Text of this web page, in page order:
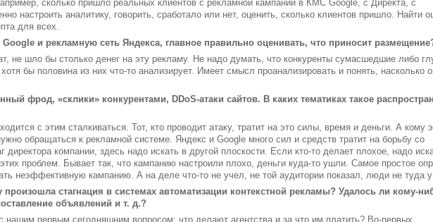
сколько пришло реальных клиентов с рекламной кампании в КМС Google, с Директа, с
настроить аналитику, говорить, сработало или нет, оценить, сколько клиентов пришло. Найти
для всех.
и рекламную сеть Яндекса, главное правильно оценивать, что приносит
не шло бы столько денег на эту рекламу. Не надо думать, что конкуренты сумасшедшие либо
бы половина из них что-то анализирует. Имеет смысл проанализировать и понять, насколько
фрод, «склики» конкурентами, DDoS-атаки сайтов. В каких тематиках такое
с этим сталкиваться. Тот, кто проводит атаку, тратит на это силы, время и деньги. А кому
обращаться к рекламной системе. Яндекс и Google много сил и средств тратит на борьбу со
компании, здесь надо искать в другой плоскости. Если кто-то делает плохое, надо
проблем. Бывает так, что кампанию настроили плохо, деньги куда-то ушли. Самое простое
неэффективную кампанию. А на деле что-то не учел, не той аудитории показал, люди не туда
стагнация в системах автоматизации контекстной рекламы? Удалось ли кому-
объявлений и т. д.?
нашим первым сегодняшним вопросом: что делают агентства и за что им платить? Во-первых,